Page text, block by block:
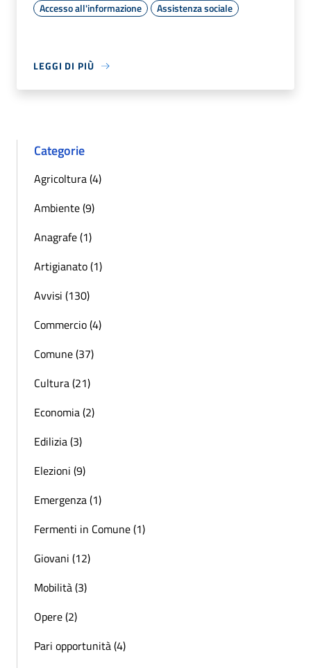
Accesso all'informazione Assistenza sociale
LEGGI DI PIÙ
Categorie
Agricoltura (4)
Ambiente (9)
Anagrafe (1)
Artigianato (1)
Avvisi (130)
Commercio (4)
Comune (37)
Cultura (21)
Economia (2)
Edilizia (3)
Elezioni (9)
Emergenza (1)
Fermenti in Comune (1)
Giovani (12)
Mobilità (3)
Opere (2)
Pari opportunità (4)